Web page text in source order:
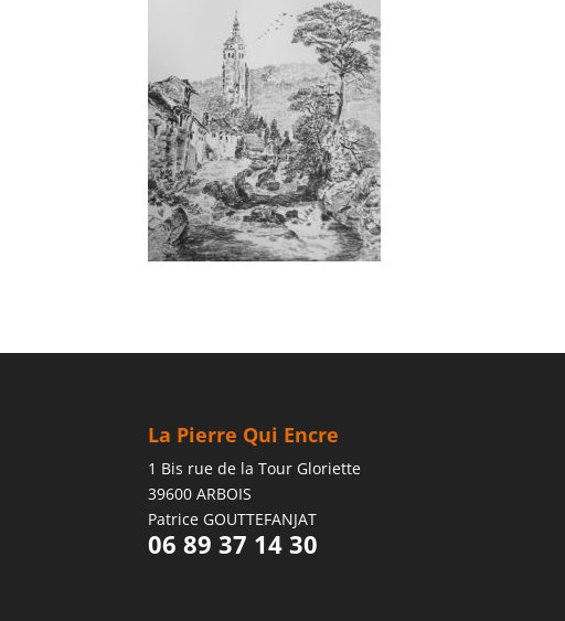
La Pierre Qui Encre
1 Bis rue de la Tour Gloriette
39600 ARBOIS
Patrice GOUTTEFANJAT
06 89 37 14 30